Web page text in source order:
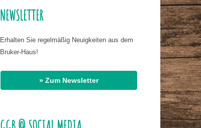
NEWSLETTER
Erhalten Sie regelmäßig Neuigkeiten aus dem
Bruker-Haus!
» Zum Newsletter